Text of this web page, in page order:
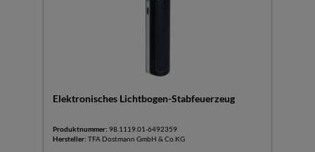
Elektronisches Lichtbogen-Stabfeuerzeug
Produktnummer: 98.1119.01-6492359
Hersteller: TFA Dostmann GmbH & Co.KG